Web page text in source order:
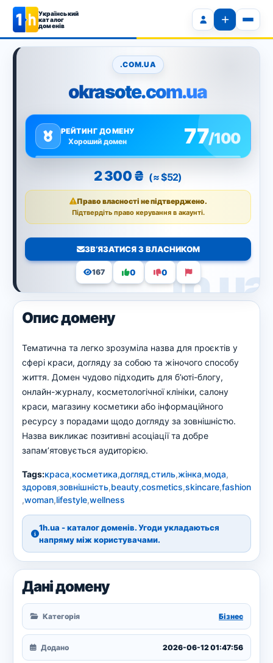
Український
каталог
доменів
.COM.UA
okrasote.com.ua
РЕЙТИНГ ДОМЕНУ
Хороший домен
77/100
2 300 ₴ (≈ $52)
Право власності не підтверджено.
Підтвердіть право керування в акаунті.
ЗВ’ЯЗАТИСЯ З ВЛАСНИКОМ
167 0 0
Опис домену
Тематична та легко зрозуміла назва для проєктів у
сфері краси, догляду за собою та жіночого способу
життя. Домен чудово підходить для б’юті-блогу,
онлайн-журналу, косметологічної клініки, салону
краси, магазину косметики або інформаційного
ресурсу з порадами щодо догляду за зовнішністю.
Назва викликає позитивні асоціації та добре
запам’ятовується аудиторією.
Tags:краса,косметика,догляд,стиль,жінка,мода,
здоровя,зовнішність,beauty,cosmetics,skincare,fashion
,woman,lifestyle,wellness
1h.ua - каталог доменів. Угоди укладаються
напряму між користувачами.
Дані домену
Категорія Бізнес
Додано 2026-06-12 01:47:56